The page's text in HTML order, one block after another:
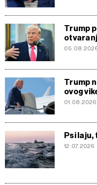
Trump
Trump
ovog
01.08.2026
Psi
12.07.2026